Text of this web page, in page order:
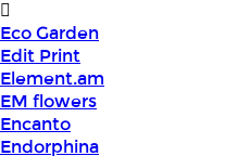
Eco Garden
Edit Print
Element.am
EM flowers
Encanto
Endorphina